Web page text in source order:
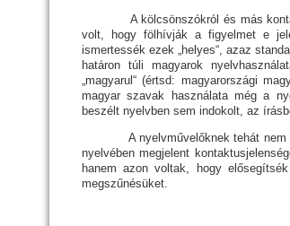
A kölcsönszókról és más
volt, hogy fölhívják a figyelmet e
ismertessék ezek „helyes“, azaz
határon túli magyarok
„magyarul“ (értsd: magyarországi
magyar szavak használata még a
beszélt nyelvben sem indokolt, az
A nyelv­mű­ve­lők­nek tehát nem az
nyelvében megjelent
hanem azon vol­tak, hogy
meg­szű­né­­sü­ket.